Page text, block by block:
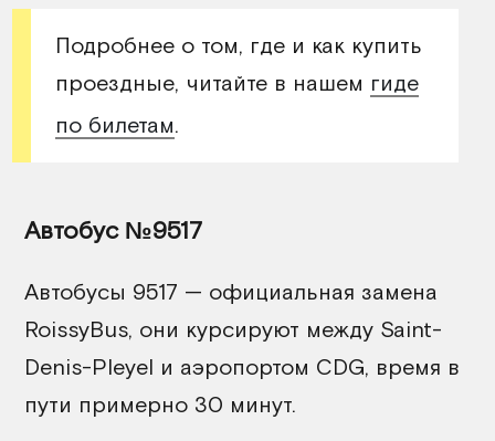
Подробнее о том, где и как купить
проездные, читайте в нашем гиде
по билетам.
Автобус №9517
Автобусы 9517 — официальная замена
RoissyBus, они курсируют между Saint-
Denis-Pleyel и аэропортом CDG, время в
пути примерно 30 минут.